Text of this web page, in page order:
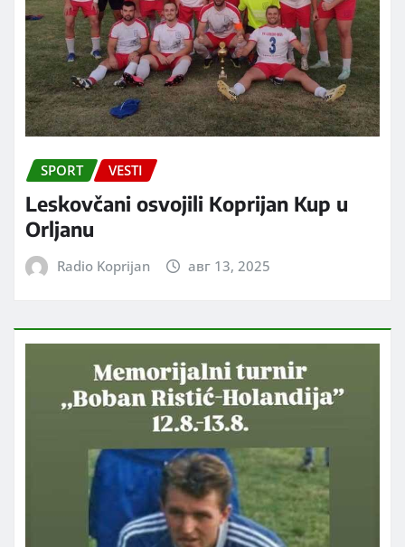
SPORT VESTI
Leskovčani osvojili Koprijan Kup u
Orljanu
Radio Koprijan авг 13, 2025